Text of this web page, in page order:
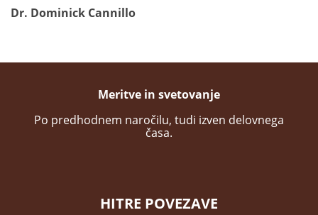
Dr. Dominick Cannillo
Meritve in svetovanje
Po predhodnem naročilu, tudi izven delovnega
časa.
HITRE POVEZAVE